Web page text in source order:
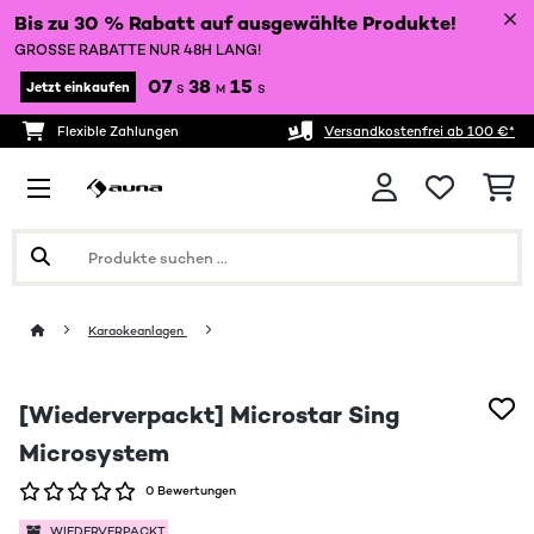
Bis zu 30 % Rabatt auf ausgewählte Produkte!
GROSSE RABATTE NUR 48H LANG!
Jetzt einkaufen 07 S 38 M 15 S
Flexible Zahlungen Versandkostenfrei ab 100 €*
Karaokeanlagen
[Wiederverpackt] Microstar Sing
Microsystem
0 Bewertungen